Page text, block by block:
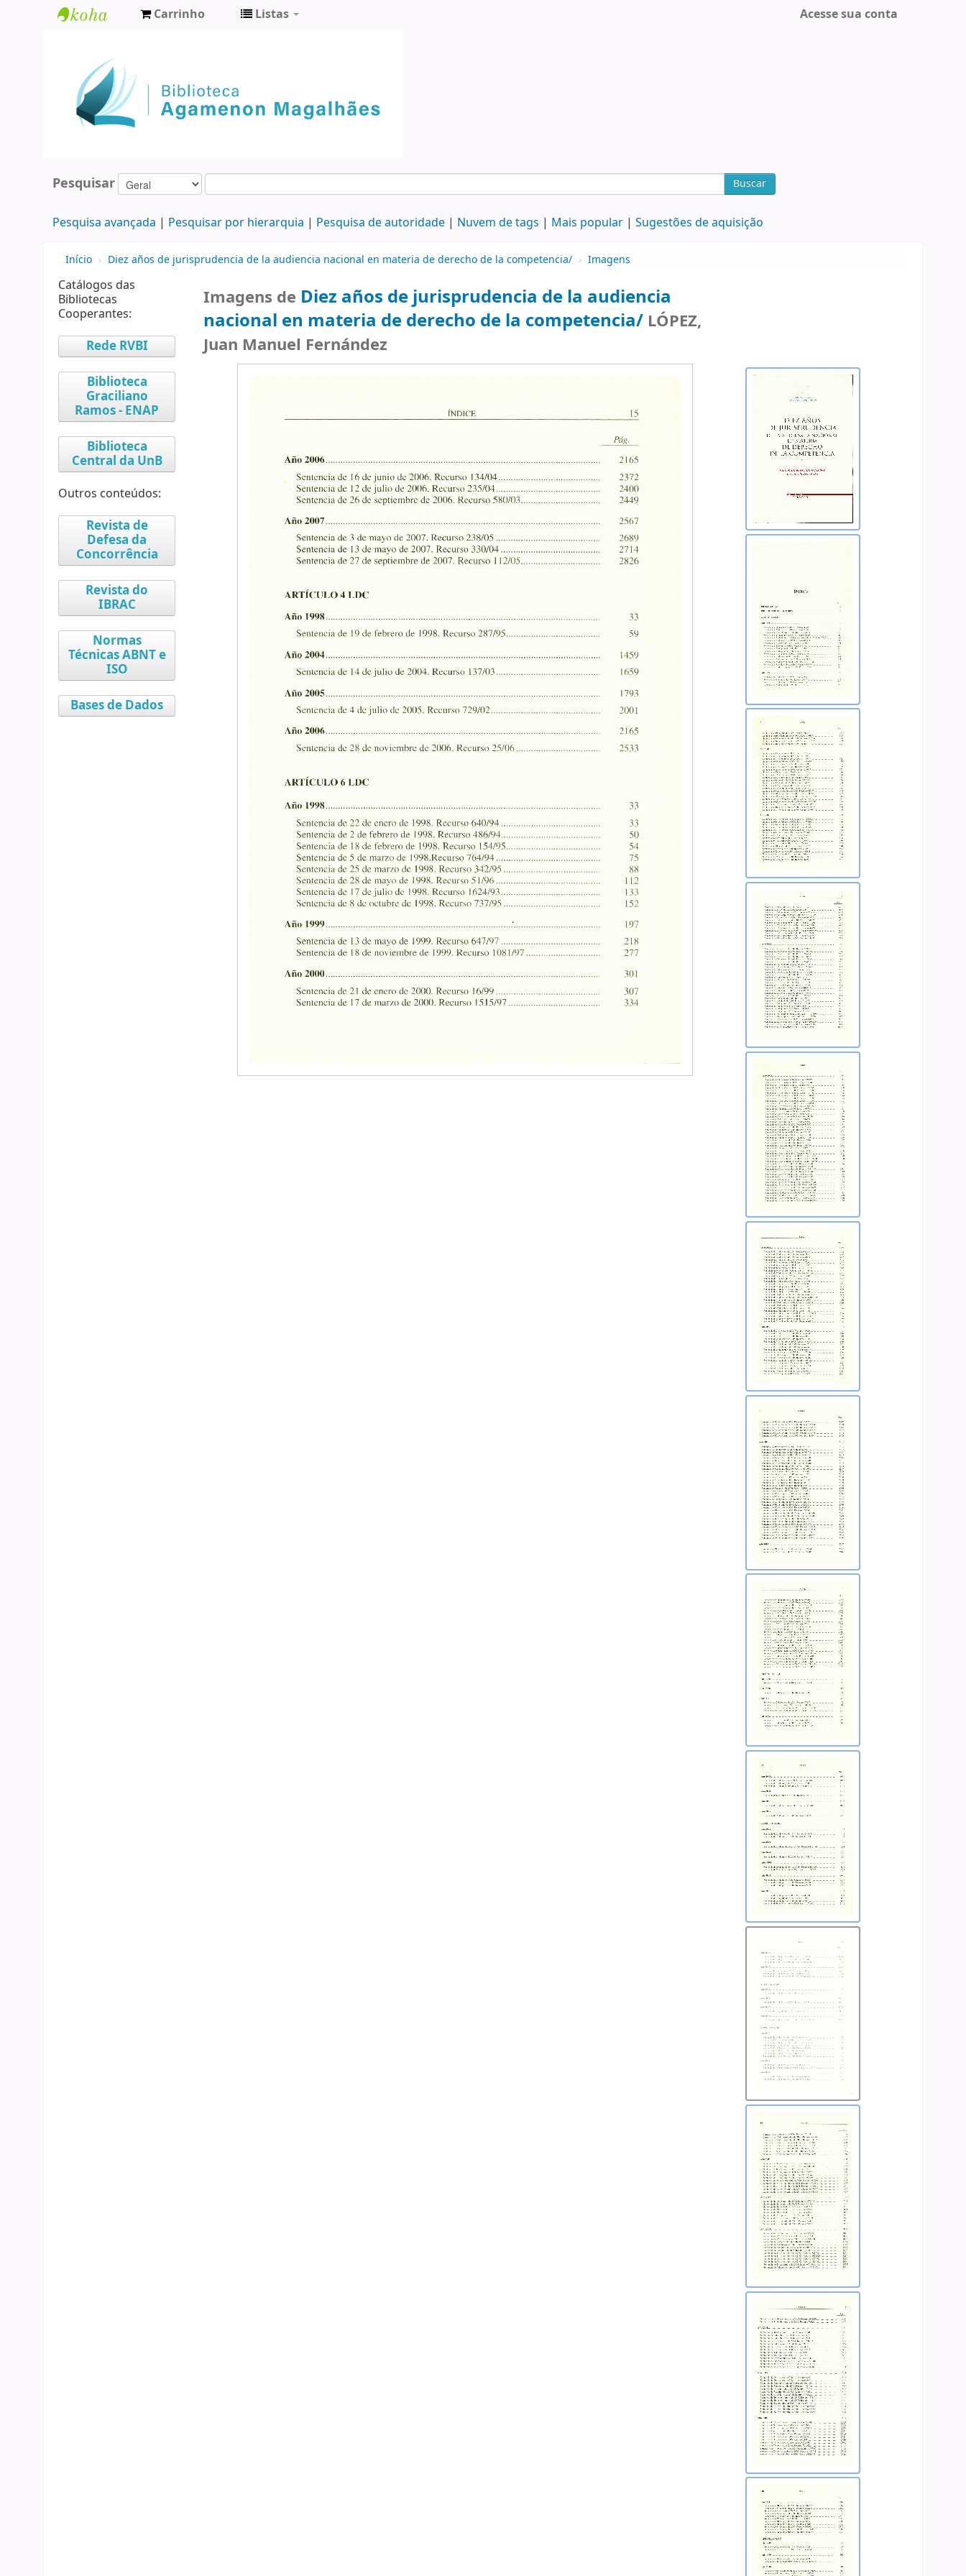
Agamenon
Magalhães
Carrinho Listas Acesse sua conta
Pesquisar Buscar
Pesquisa avançada Pesquisar por hierarquia Pesquisa de autoridade Nuvem de tags Mais popular Sugestões de aquisição
Início › Diez años de jurisprudencia de la audiencia nacional en materia de derecho de la competencia/ › Imagens
Catálogos das
Bibliotecas
Cooperantes:
Rede RVBI
Biblioteca
Graciliano
Ramos - ENAP
Biblioteca
Central da UnB
Outros conteúdos:
Revista de
Defesa da
Concorrência
Revista do
IBRAC
Normas
Técnicas ABNT e
ISO
Bases de Dados
Imagens de Diez años de jurisprudencia de la audiencia
nacional en materia de derecho de la competencia/ LÓPEZ,
Juan Manuel Fernández